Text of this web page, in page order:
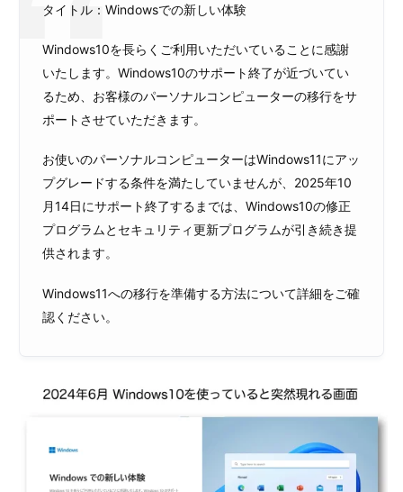
タイトル：Windowsでの新しい体験
Windows10を長らくご利用いただいていることに感謝
いたします。Windows10のサポート終了が近づいてい
るため、お客様のパーソナルコンピューターの移行をサ
ポートさせていただきます。
お使いのパーソナルコンピューターはWindows11にアッ
プグレードする条件を満たしていませんが、2025年10
月14日にサポート終了するまでは、Windows10の修正
プログラムとセキュリティ更新プログラムが引き続き提
供されます。
Windows11への移行を準備する方法について詳細をご確
認ください。